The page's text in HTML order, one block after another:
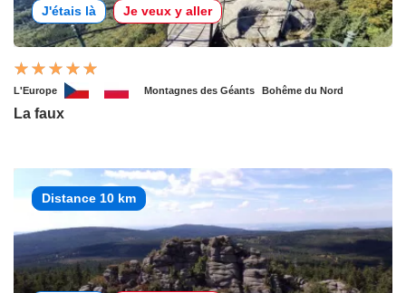
J'étais là Je veux y aller
L'Europe Montagnes des Géants Bohême du Nord
La faux
Distance 10 km